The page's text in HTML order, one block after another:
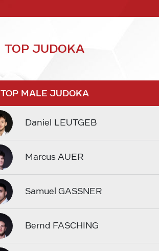
TOP JUDOKA
TOP MALE JUDOKA
Daniel LEUTGEB
Marcus AUER
Samuel GASSNER
Bernd FASCHING